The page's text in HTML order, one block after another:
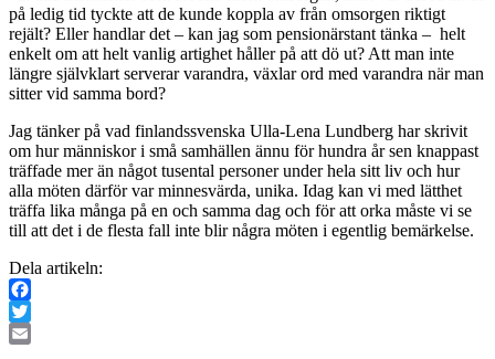
på ledig tid tyckte att de kunde koppla av från omsorgen riktigt
rejält? Eller handlar det – kan jag som pensionärstant tänka – helt
enkelt om att helt vanlig artighet håller på att dö ut? Att man inte
längre självklart serverar varandra, växlar ord med varandra när man
sitter vid samma bord?
Jag tänker på vad finlandssvenska Ulla-Lena Lundberg har skrivit
om hur människor i små samhällen ännu för hundra år sen knappast
träffade mer än något tusental personer under hela sitt liv och hur
alla möten därför var minnesvärda, unika. Idag kan vi med lätthet
träffa lika många på en och samma dag och för att orka måste vi se
till att det i de flesta fall inte blir några möten i egentlig bemärkelse.
Dela artikeln:
Facebook
Twitter